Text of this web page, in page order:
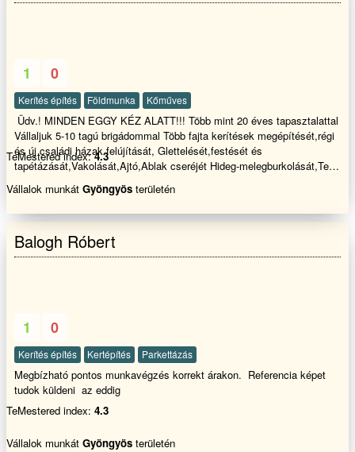
1 0
Kerítés építés Földmunka Kőműves
Üdv.! MINDEN EGGY KÉZ ALATT!!! Több mint 20 éves tapasztalattal
Vállaljuk 5-10 tagú brigádommal Több fajta kerítések megépítését,régi
és új családi házak felújítását, Glettelését,festését és
tapétázását,Vakolását,Ajtó,Ablak cseréjét Hideg-melegburkolását,Tető
falak,Salétromos falak innyektálását.Tovabbá Támfalak építését és
bontását terasz építését és burkolását válaljuk rövid határidőn belül
dolgozunk GARANCIÁVAL!! Kérem tekintse meg referencia képeinket
és ha tetszik a munkáink akkor hívjon bizalommal
TeMestered index:4.3
Vállalok munkát Gyöngyös területén
Balogh Róbert
1 0
Kerítés építés Kertépítés Parkettázás
Megbízható pontos munkavégzés korrekt árakon. Referencia képet
tudok küldeni az eddig
TeMestered index: 4.3
Vállalok munkát Gyöngyös területén